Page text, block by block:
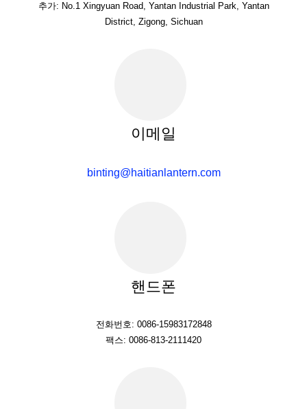
추가: No.1 Xingyuan Road, Yantan Industrial Park, Yantan
District, Zigong, Sichuan
이메일
binting@haitianlantern.com
핸드폰
전화번호: 0086-15983172848
팩스: 0086-813-2111420